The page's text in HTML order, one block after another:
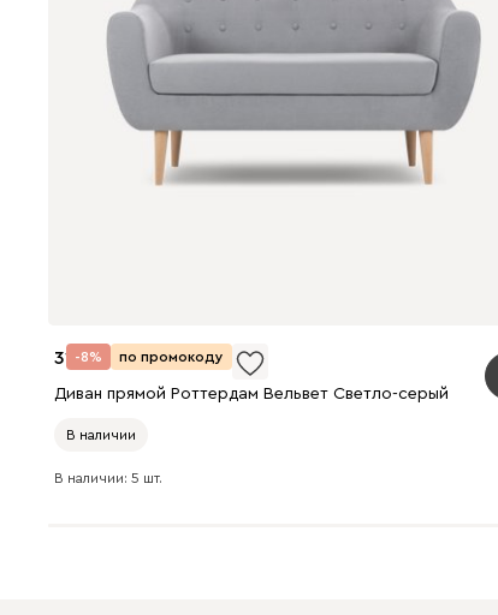
-8% по промокоду
31 990
Диван прямой Роттердам Вельвет Светло-серый
В наличии
В наличии: 5 шт.